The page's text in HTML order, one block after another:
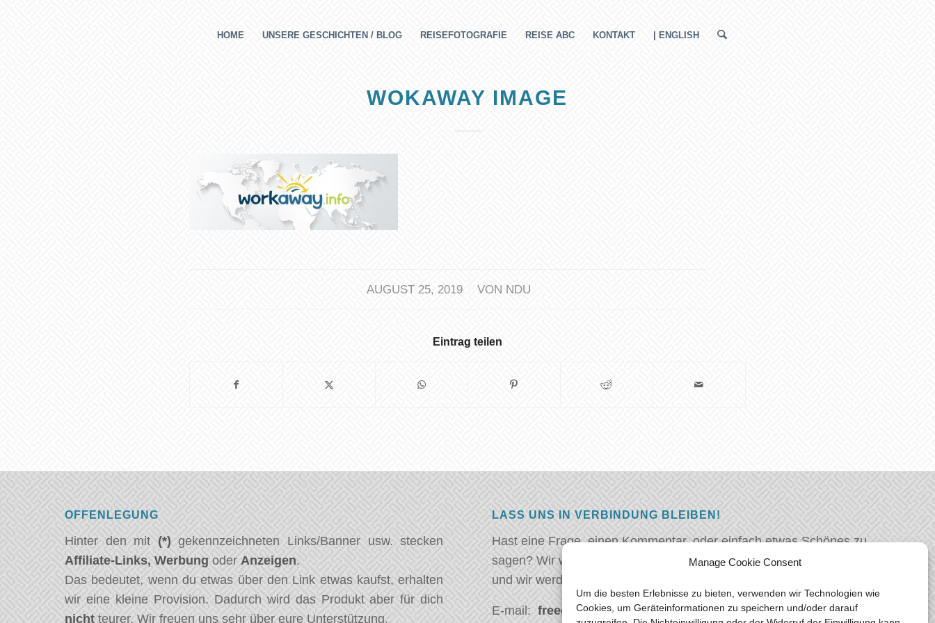
Manage Cookie Consent
Um die besten Erlebnisse zu bieten, verwenden wir Technologien wie
Cookies, um Geräteinformationen zu speichern und/oder darauf
HOME UNSERE GESCHICHTEN / BLOG REISEFOTOGRAFIE REISE ABC KONTAKT | ENGLISH
WOKAWAY IMAGE
AUGUST 25, 2019
/ VON NDU
Eintrag teilen
OFFENLEGUNG
Hinter den mit (*)gekennzeichneten Links/Banner usw. stecken
Affiliate-Links, Werbung oderAnzeigen.
Das bedeutet, wenn du etwas über den Link etwas kaufst, erhalten
wir eine kleine Provision. Dadurch wird das Produkt aber für dich
nicht teurer. Wir freuen uns sehr über eure Unterstützung.
LASS UNS IN VERBINDUNG BLEIBEN!
Hast eine Frage, einen Kommentar, oder einfach etwas Schönes zu
sagen? Wir wollen von euch hören! Hinterlasse uns eine Nachricht
und wir werden so schnell wie möglich antworten.
E-mail: freeoceantravelers [at] gmail.com